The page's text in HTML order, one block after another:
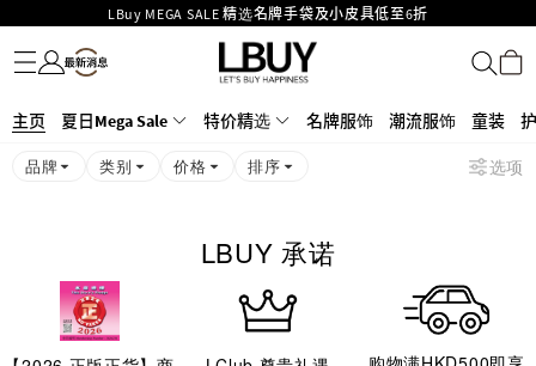
LBuy MEGA SALE 精选名牌手袋及小皮具低至6折
Goyard Hobo / Hobo Mini人气限量特别版限时原价低至75折!
LBuy呈献 - Hermès 及 Chanel 手袋及首饰低至6折，立即入手!
426号铺！
MOKO 1楼175号铺旗舰店特设名牌Hermès、CHANEL及LV专区！
购物满HKD500即享免运费！
名牌服饰
潮流服饰
童装
护肤美妆
香水香薰
个人护理
母婴护理
游戏及精品玩具
文仪用品
家居生活
电子产品
美食
医药保健
运动与户外用品
主页 夏日Mega Sale 特价精选 名牌服饰 潮流服饰 童装
品牌 类别 价格 排序 选项
LBUY 承诺